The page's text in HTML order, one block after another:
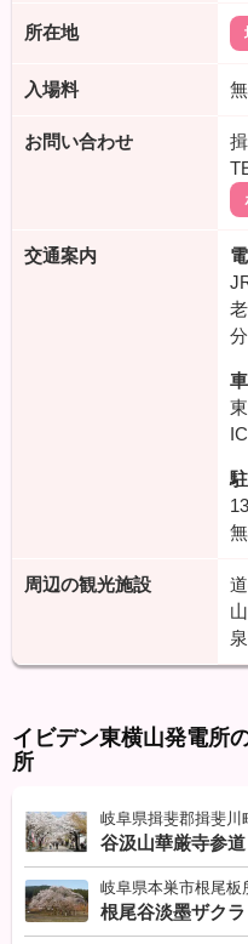
所在地
入場料
お問い合わせ
交通案内
分
車
周辺の観光施設
イビデン東横山発電所
所
岐阜県揖斐郡揖斐川
谷汲山華厳寺参道
岐阜県本巣市根尾板
根尾谷淡墨ザクラ